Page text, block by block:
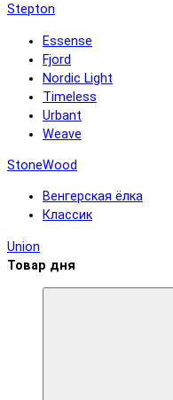
Stepton
Essense
Fjord
Nordic Light
Timeless
Urbant
Weave
StoneWood
Венгерская ёлка
Классик
Union
Товар дня